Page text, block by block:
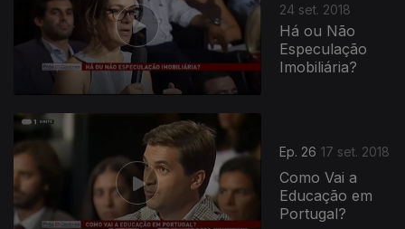
24 set. 2018
Há ou Não
Especulação
Imobiliária?
Ep. 26 17 set. 2018
Como Vai a
Educação em
Portugal?